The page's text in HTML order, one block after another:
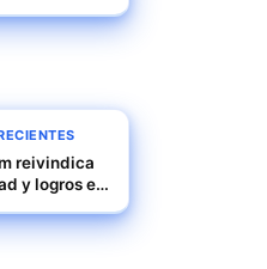
inéditos
reivindica
y logros en
en el Zócalo